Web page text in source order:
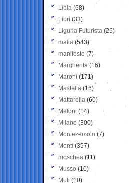
Libia (68)
Libri (33)
Liguria Futurista (25)
mafia (543)
manifesto (7)
Margherita (16)
Maroni (171)
Mastella (16)
Mattarella (60)
Meloni (14)
Milano (300)
Montezemolo (7)
Monti (357)
moschea (11)
Musso (10)
Muti (10)